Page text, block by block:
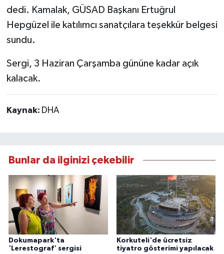
dedi. Kamalak, GÜSAD Başkanı Ertuğrul
Hepgüzel ile katılımcı sanatçılara teşekkür belgesi
sundu.
Sergi, 3 Haziran Çarşamba gününe kadar açık
kalacak.
Kaynak: DHA
Bunlar da ilginizi çekebilir
Dokumapark'ta
'Lerestograf' sergisi
Korkuteli'de ücretsiz
tiyatro gösterimi yapılacak